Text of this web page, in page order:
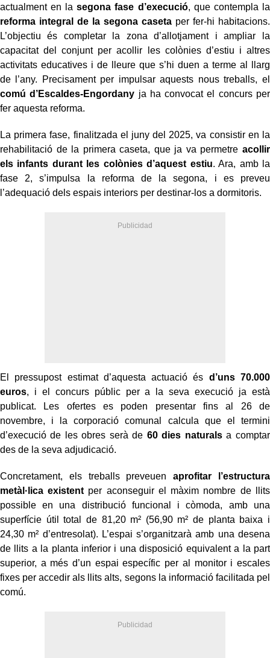
actualment en lasegona fase d’execució, que contempla la
reforma integral de la segona casetaper fer-hi habitacions.
L’objectiu és completar la zona d’allotjament i ampliar la
capacitat del conjunt per acollir les colònies d’estiu i altres
activitats educatives i de lleure que s’hi duen a terme al llarg
de l’any. Precisament per impulsar aquests nous treballs, el
comú d’Escaldes-Engordany ja ha convocat el concurs per
fer aquesta reforma.
La primera fase, finalitzada el juny del 2025, va consistir en la
rehabilitació de la primera caseta, que ja va permetre acollir
els infants durant les colònies d’aquest estiu. Ara, amb la
fase 2, s’impulsa la reforma de la segona, i es preveu
l’adequació dels espais interiors per destinar-los a dormitoris.
El pressupost estimat d’aquesta actuació és d’uns 70.000
euros, i el concurs públic per a la seva execució ja està
publicat. Les ofertes es poden presentar fins al 26 de
novembre, i la corporació comunal calcula que el termini
d’execució de les obres serà de 60 dies naturalsa comptar
des de la seva adjudicació.
Concretament, els treballs preveuenaprofitar l’estructura
metàl·lica existent per aconseguir el màxim nombre de llits
possible en una distribució funcional i còmoda, amb una
superfície útil total de 81,20 m² (56,90 m² de planta baixa i
24,30 m² d’entresolat). L’espai s’organitzarà amb una desena
de llits a la planta inferior i una disposició equivalent a la part
superior, a més d’un espai específic per al monitor i escales
fixes per accedir als llits alts, segons la informació facilitada pel
comú.